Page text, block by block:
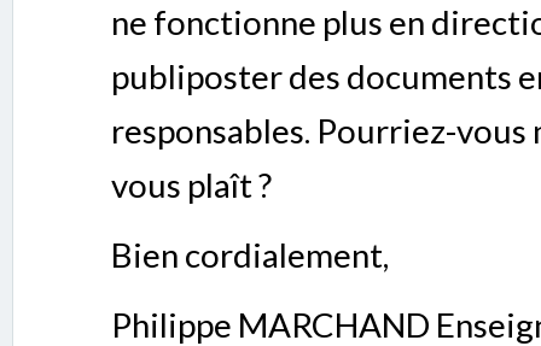
ne fonctionne plus en
publiposter des documents
responsables. Pourriez-vous
vous plaît ?
Bien cordialement,
Philippe MARCHAND